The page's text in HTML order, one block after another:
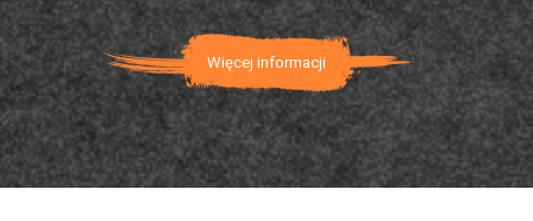
Więcej informacji